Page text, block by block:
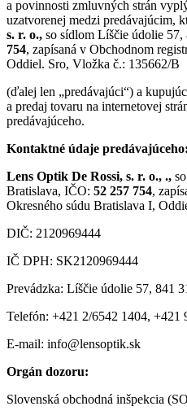
a povinnosti zmluvných strán
uzatvorenej medzi predávajúcim,
s. r. o., so sídlom Líščie údolie
754, zapísaná v Obchodnom
Oddiel. Sro, Vložka č.: 135662/B
(ďalej len „predávajúci“) a
a predaj tovaru na internetovej
predávajúceho.
Kontaktné údaje predávajúceho:
Lens Optik De Rossi, s. r. o., .,
Bratislava, IČO: 52 257 754,
Okresného súdu Bratislava I,
DIČ: 2120969444
IČ DPH: SK2120969444
Prevádzka: Líščie údolie 57, 841
Telefón: +421 2/6542 1404, +421
E-mail: info@lensoptik.sk
Orgán dozoru:
Slovenská obchodná inšpekcia